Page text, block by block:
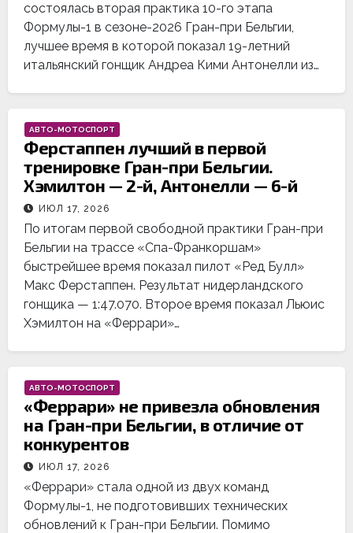
состоялась вторая практика 10-го этапа
Формулы-1 в сезоне-2026 Гран-при Бельгии,
лучшее время в которой показал 19-летний
итальянский гонщик Андреа Кими Антонелли из…
АВТО-МОТОСПОРТ
Ферстаппен лучший в первой
тренировке Гран-при Бельгии.
Хэмилтон — 2-й, Антонелли — 6-й
ИЮЛ 17, 2026
По итогам первой свободной практики Гран-при
Бельгии на трассе «Спа-Франкоршам»
быстрейшее время показал пилот «Ред Булл»
Макс Ферстаппен. Результат нидерландского
гонщика — 1:47.070. Второе время показал Льюис
Хэмилтон на «Феррари»…
АВТО-МОТОСПОРТ
«Феррари» не привезла обновления
на Гран-при Бельгии, в отличие от
конкурентов
ИЮЛ 17, 2026
«Феррари» стала одной из двух команд
Формулы-1, не подготовивших технических
обновлений к Гран-при Бельгии. Помимо